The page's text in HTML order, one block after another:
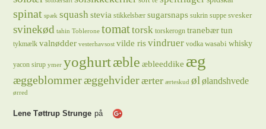
spinat spæk squash stevia stikkelsbær sugarsnaps sukrin suppe svesker
svinekød tahin Toblerone tomattorsk torskerogn tranebærtun
tykmælk valnødder vesterhavsost vilde ris vindruer vodka wasabi whisky
yacon sirup ymer yoghurtæble æbleeddike æg
æggeblommeræggehviderærter ærteskud øl ølandshvede
ørred
Lene Tøttrup Strunge på